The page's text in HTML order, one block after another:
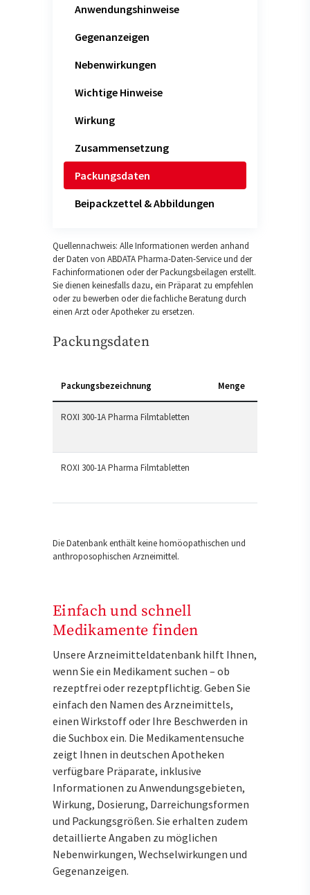
Anwendungshinweise
Gegenanzeigen
Nebenwirkungen
Wichtige Hinweise
Wirkung
Zusammensetzung
Packungsdaten
Beipackzettel & Abbildungen
Quellennachweis: Alle Informationen werden anhand
der Daten von ABDATA Pharma-Daten-Service und der
Fachinformationen oder der Packungsbeilagen erstellt.
Sie dienen keinesfalls dazu, ein Präparat zu empfehlen
oder zu bewerben oder die fachliche Beratung durch
einen Arzt oder Apotheker zu ersetzen.
Packungsdaten
Packungsbezeichnung Menge
ROXI 300-1A Pharma Filmtabletten
ROXI 300-1A Pharma Filmtabletten
Die Datenbank enthält keine homöopathischen und
anthroposophischen Arzneimittel.
Einfach und schnell
Medikamente finden
Unsere Arzneimitteldatenbank hilft Ihnen,
wenn Sie ein Medikament suchen – ob
rezeptfrei oder rezeptpflichtig. Geben Sie
einfach den Namen des Arzneimittels,
einen Wirkstoff oder Ihre Beschwerden in
die Suchbox ein. Die Medikamentensuche
zeigt Ihnen in deutschen Apotheken
verfügbare Präparate, inklusive
Informationen zu Anwendungsgebieten,
Wirkung, Dosierung, Darreichungsformen
und Packungsgrößen. Sie erhalten zudem
detaillierte Angaben zu möglichen
Nebenwirkungen, Wechselwirkungen und
Gegenanzeigen.